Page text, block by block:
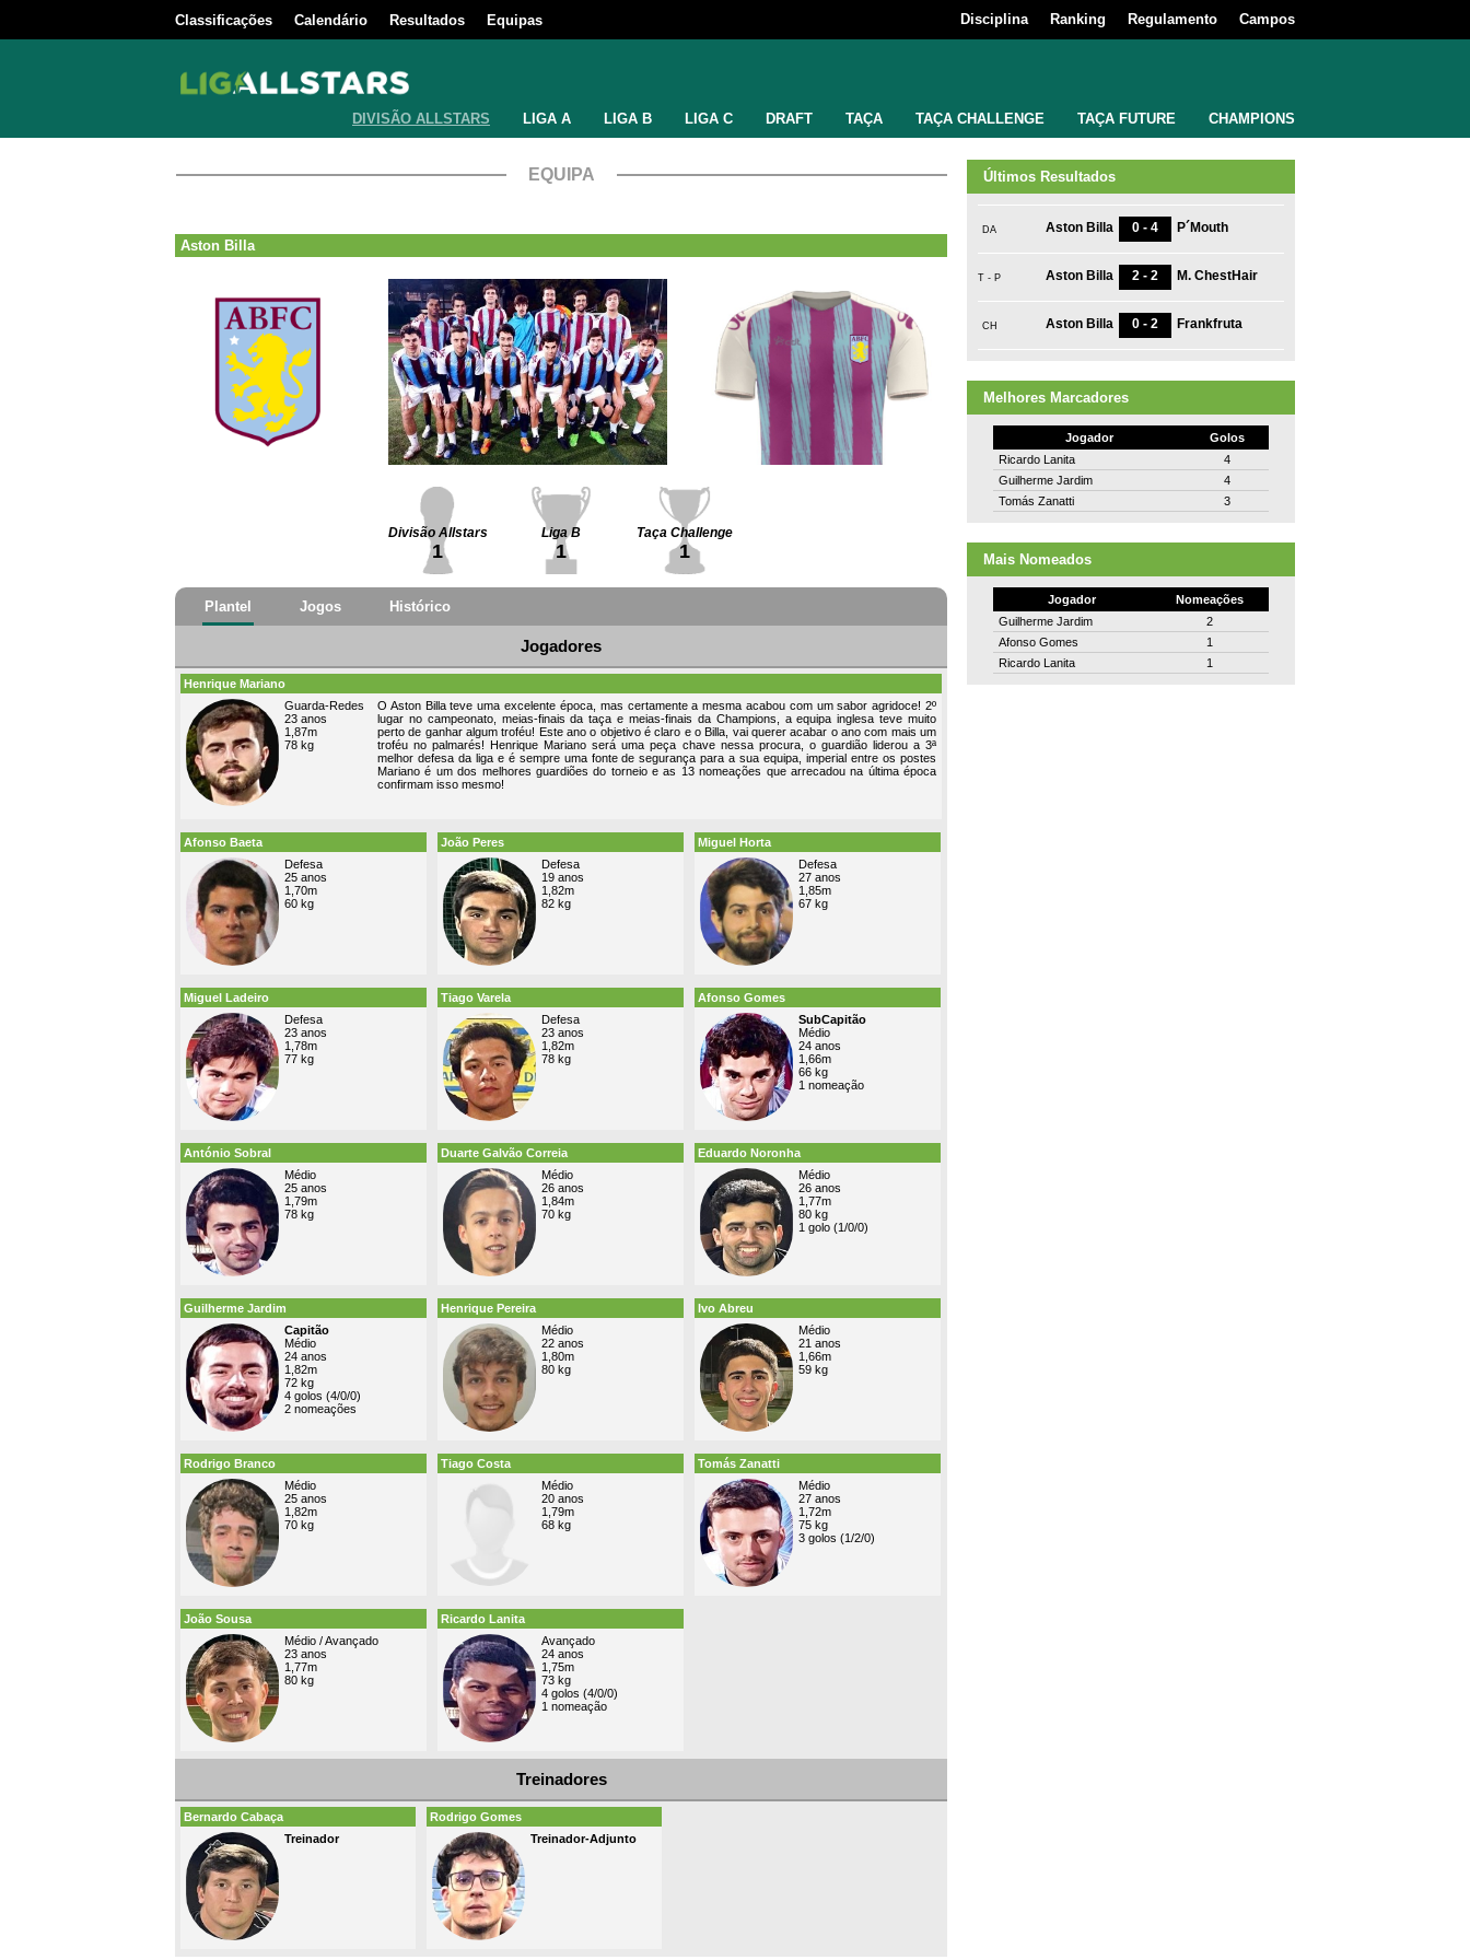
Classificações Calendário Resultados Equipas Disciplina Ranking Regulamento Campos
DIVISÃO ALLSTARS LIGA A LIGA B LIGA C DRAFT TAÇA TAÇA CHALLENGE TAÇA FUTURE CHAMPIONS
EQUIPA
Aston Billa
Divisão Allstars
1
Liga B
1
Taça Challenge
1
Plantel Jogos Histórico
Jogadores
Henrique Mariano
Guarda-Redes
23 anos
1,87m
78 kg
O Aston Billa teve uma excelente época, mas certamente a mesma acabou com um sabor agridoce! 2º
lugar no campeonato, meias-finais da taça e meias-finais da Champions, a equipa inglesa teve muito
perto de ganhar algum troféu! Este ano o objetivo é claro e o Billa, vai querer acabar o ano com mais um
troféu no palmarés! Henrique Mariano será uma peça chave nessa procura, o guardião liderou a 3ª
melhor defesa da liga e é sempre uma fonte de segurança para a sua equipa, imperial entre os postes
Mariano é um dos melhores guardiões do torneio e as 13 nomeações que arrecadou na última época
confirmam isso mesmo!
Afonso Baeta
Defesa
25 anos
1,70m
60 kg
João Peres
Defesa
19 anos
1,82m
82 kg
Miguel Horta
Defesa
27 anos
1,85m
67 kg
Miguel Ladeiro
Defesa
23 anos
1,78m
77 kg
Tiago Varela
Defesa
23 anos
1,82m
78 kg
Afonso Gomes
SubCapitão
Médio
24 anos
1,66m
66 kg
1 nomeação
António Sobral
Médio
25 anos
1,79m
78 kg
Duarte Galvão Correia
Médio
26 anos
1,84m
70 kg
Eduardo Noronha
Médio
26 anos
1,77m
80 kg
1 golo (1/0/0)
Guilherme Jardim
Capitão
Médio
24 anos
1,82m
72 kg
4 golos (4/0/0)
2 nomeações
Henrique Pereira
Médio
22 anos
1,80m
80 kg
Ivo Abreu
Médio
21 anos
1,66m
59 kg
Rodrigo Branco
Médio
25 anos
1,82m
70 kg
Tiago Costa
Médio
20 anos
1,79m
68 kg
Tomás Zanatti
Médio
27 anos
1,72m
75 kg
3 golos (1/2/0)
João Sousa
Médio / Avançado
23 anos
1,77m
80 kg
Ricardo Lanita
Avançado
24 anos
1,75m
73 kg
4 golos (4/0/0)
1 nomeação
Treinadores
Bernardo Cabaça
Treinador
Rodrigo Gomes
Treinador-Adjunto
Últimos Resultados
DA Aston Billa 0 - 4 P´Mouth
T - P Aston Billa 2 - 2 M. ChestHair
CH Aston Billa 0 - 2 Frankfruta
Melhores Marcadores
Jogador
Golos
Ricardo Lanita
4
Guilherme Jardim
4
Tomás Zanatti
3
Mais Nomeados
Jogador
Nomeações
Guilherme Jardim
2
Afonso Gomes
1
Ricardo Lanita
1